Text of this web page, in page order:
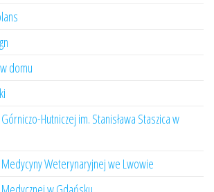
domu
Hutniczej im. Stanisława Staszica w
Weterynaryjnej we Lwowie